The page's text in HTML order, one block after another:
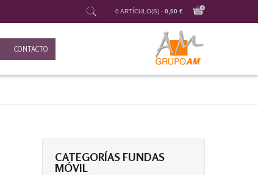
0 ARTÍCULO(S) - 0,00 €
CONTACTO
CATEGORÍAS FUNDAS
MÓVIL